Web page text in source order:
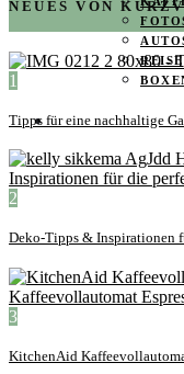
REISE
KIND & KEGEL
NEUES VON
1
Tipps für eine nachhaltige
2
Deko-Tipps & Inspirationen
3
KitchenAid